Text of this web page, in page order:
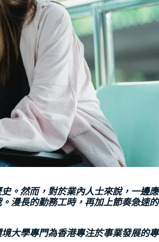
。然而，對於業內人士來說，一邊應
漫長的勤務工時，再加上節奏急速的
大學專門為香港專注於事業發展的專